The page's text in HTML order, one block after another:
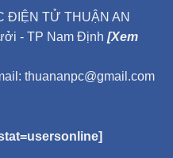
ĐIỆN TỬ THUẬN AN
- TP Nam Định [Xem
thuananpc@gmail.com